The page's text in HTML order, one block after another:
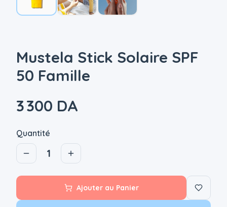
Mustela Stick Solaire SPF
50 Famille
3 300 DA
Quantité
1
Ajouter au Panier